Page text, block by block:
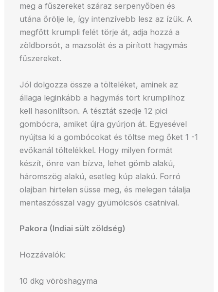
meg a fűszereket száraz serpenyőben és
utána őrölje le, így intenzívebb lesz az ízük. A
megfőtt krumpli felét törje át, adja hozzá a
zöldborsót, a mazsolát és a pirított hagymás
fűszereket.
Jól dolgozza össze a tölteléket, aminek az
állaga leginkább a hagymás tört krumplihoz
kell hasonlítson. A tésztát szedje 12 pici
gombócra, amiket újra gyúrjon át. Egyesével
nyújtsa ki a gombócokat és töltse meg őket 1 -1
evőkanál töltelékkel. Hogy milyen formát
készít, önre van bízva, lehet gömb alakú,
háromszög alakú, esetleg kúp alakú. Forró
olajban hirtelen süsse meg, és melegen tálalja
mentaszósszal vagy gyümölcsös csatnival.
Pakora (Indiai sült zöldség)
Hozzávalók:
10 dkg vöröshagyma